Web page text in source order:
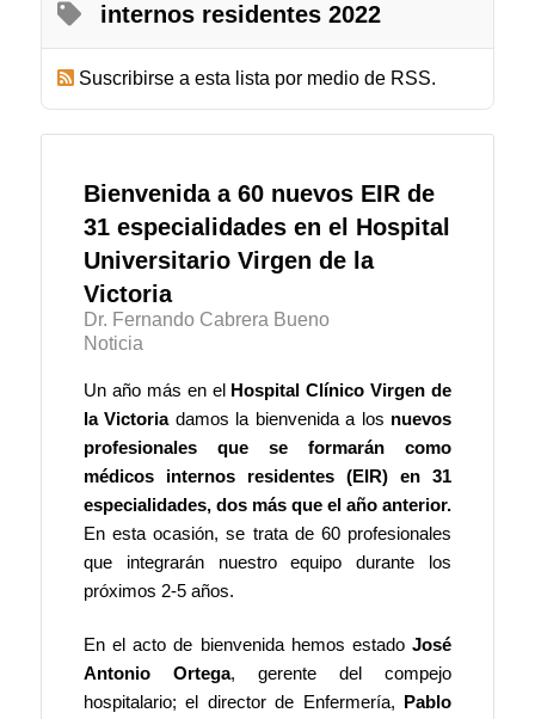
internos residentes 2022
Suscribirse a esta lista por medio de RSS.
Bienvenida a 60 nuevos EIR de
31 especialidades en el Hospital
Universitario Virgen de la
Victoria
Dr. Fernando Cabrera Bueno
Noticia
Un año más en el
Hospital Clínico Virgen de
la Victoria damos la bienvenida a los nuevos
profesionales que se formarán como
médicos internos residentes (EIR) en 31
especialidades, dos más que el año anterior.
En esta ocasión, se trata de 60 profesionales
que integrarán nuestro equipo durante los
próximos 2-5 años.
En el acto de bienvenida hemos estado José
Antonio Ortega, gerente del compejo
hospitalario; el director de Enfermería,
Pablo